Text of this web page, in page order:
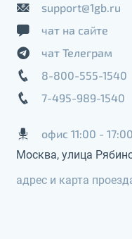
support@1gb.ru
чат на сайте
чат Телеграм
8-800-555-1540
7-495-989-1540
офис 11:00 - 17:00
Москва, улица
адрес и карта